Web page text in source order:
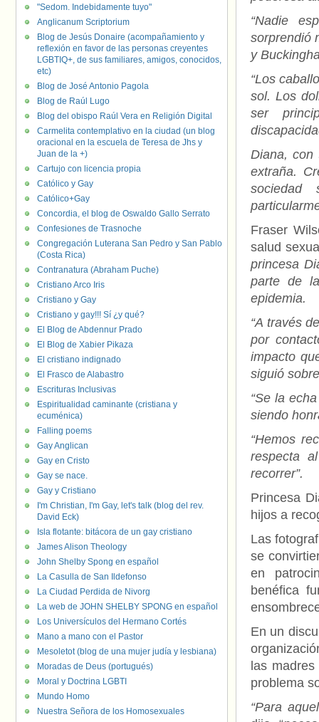
“Nadie
sorprendió
y
“Los
sol. Los
ser
Diana, con
extraña.
Fraser
salud
princesa
parte de
epidemia.
“A través
por
impacto
siguió
“Se la
siendo
“Hemos
respecta
recorrer”.
Princesa
hijos a
Las
se
en
benéfica
En un
las
problema
“Para
"Sedom. Indebidamente tuyo"
Anglicanum Scriptorium
Blog de Jesús Donaire (acompañamiento y
reflexión en favor de las personas creyentes
LGBTIQ+, de sus familiares, amigos, conocidos,
etc)
Blog de José Antonio Pagola
Blog de Raúl Lugo
Blog del obispo Raúl Vera en Religión Digital
Carmelita contemplativo en la ciudad (un blog
oracional en la escuela de Teresa de Jhs y
Juan de la +)
Cartujo con licencia propia
Católico y Gay
Católico+Gay
Concordia, el blog de Oswaldo Gallo Serrato
Confesiones de Trasnoche
Congregación Luterana San Pedro y San Pablo
(Costa Rica)
Contranatura (Abraham Puche)
Cristiano Arco Iris
Cristiano y Gay
Cristiano y gay!!! Sí ¿y qué?
El Blog de Abdennur Prado
El Blog de Xabier Pikaza
El cristiano indignado
El Frasco de Alabastro
Escrituras Inclusivas
Espiritualidad caminante (cristiana y
ecuménica)
Falling poems
Gay Anglican
Gay en Cristo
Gay se nace.
Gay y Cristiano
I'm Christian, I'm Gay, let's talk (blog del rev.
David Eck)
Isla flotante: bitácora de un gay cristiano
James Alison Theology
John Shelby Spong en español
La Casulla de San Ildefonso
La Ciudad Perdida de Nivorg
La web de JOHN SHELBY SPONG en español
Los Universículos del Hermano Cortés
Mano a mano con el Pastor
Mesoletot (blog de una mujer judía y lesbiana)
Moradas de Deus (portugués)
Moral y Doctrina LGBTI
Mundo Homo
Nuestra Señora de los Homosexuales